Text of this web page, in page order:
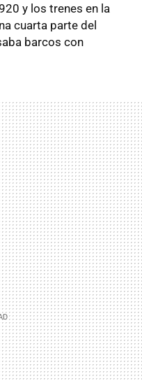
y los trenes en la
cuarta parte del
barcos con